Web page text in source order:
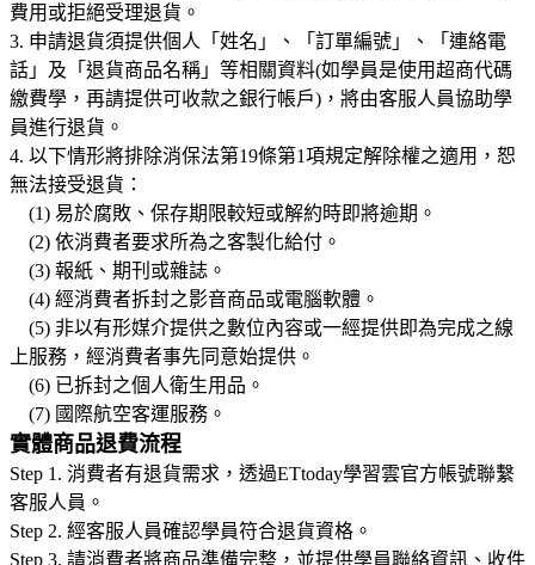
費用或拒絕受理退貨。
3. 申請退貨須提供個人「姓名」、「訂單編號」、「連絡電
話」及「退貨商品名稱」等相關資料(如學員是使用超商代碼
繳費學，再請提供可收款之銀行帳戶)，將由客服人員協助學
員進行退貨。
4. 以下情形將排除消保法第19條第1項規定解除權之適用，恕
無法接受退貨：
(1) 易於腐敗、保存期限較短或解約時即將逾期。
(2) 依消費者要求所為之客製化給付。
(3) 報紙、期刊或雜誌。
(4) 經消費者拆封之影音商品或電腦軟體。
(5) 非以有形媒介提供之數位內容或一經提供即為完成之線
上服務，經消費者事先同意始提供。
(6) 已拆封之個人衛生用品。
(7) 國際航空客運服務。
實體商品退費流程
Step 1. 消費者有退貨需求，透過ETtoday學習雲官方帳號聯繫
客服人員。
Step 2. 經客服人員確認學員符合退貨資格。
Step 3. 請消費者將商品準備完整，並提供學員聯絡資訊、收件